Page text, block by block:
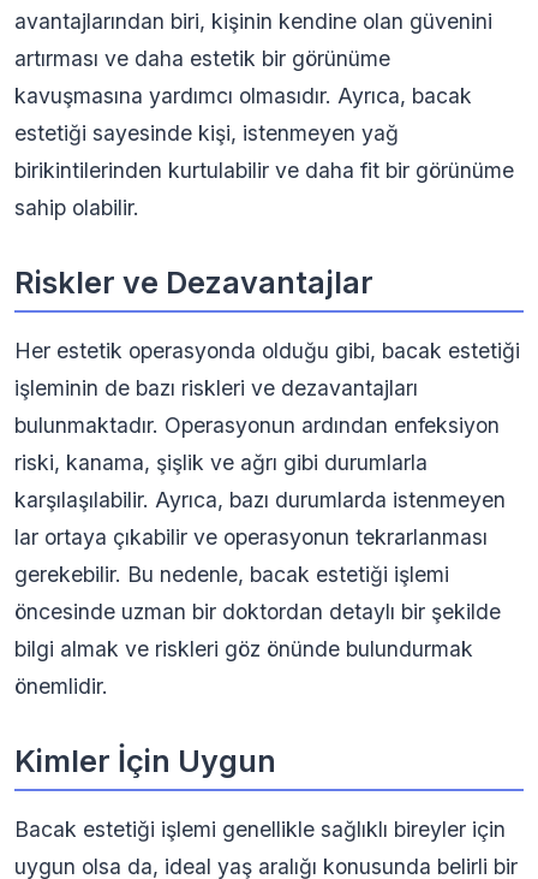
avantajlarından biri, kişinin kendine olan güvenini
artırması ve daha estetik bir görünüme
kavuşmasına yardımcı olmasıdır. Ayrıca, bacak
estetiği sayesinde kişi, istenmeyen yağ
birikintilerinden kurtulabilir ve daha fit bir görünüme
sahip olabilir.
Riskler ve Dezavantajlar
Her estetik operasyonda olduğu gibi, bacak estetiği
işleminin de bazı riskleri ve dezavantajları
bulunmaktadır. Operasyonun ardından enfeksiyon
riski, kanama, şişlik ve ağrı gibi durumlarla
karşılaşılabilir. Ayrıca, bazı durumlarda istenmeyen
lar ortaya çıkabilir ve operasyonun tekrarlanması
gerekebilir. Bu nedenle, bacak estetiği işlemi
öncesinde uzman bir doktordan detaylı bir şekilde
bilgi almak ve riskleri göz önünde bulundurmak
önemlidir.
Kimler İçin Uygun
Bacak estetiği işlemi genellikle sağlıklı bireyler için
uygun olsa da, ideal yaş aralığı konusunda belirli bir